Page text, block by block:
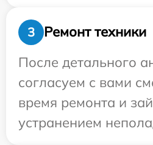
3
Ремонт техники
После детального
согласуем с вами
время ремонта и
устранением